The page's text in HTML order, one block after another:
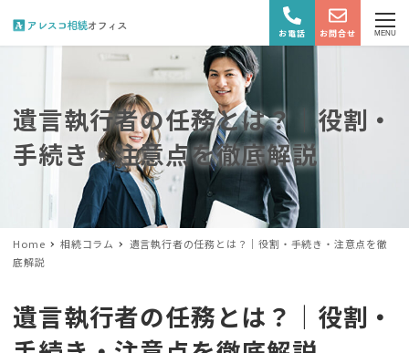
お電話 お問合せ MENU
遺言執行者の任務とは？｜役割・
手続き・注意点を徹底解説
Home 相続コラム
遺言執行者の任務とは？｜役割・手続き・注意点を徹
底解説
遺言執行者の任務とは？｜役割・